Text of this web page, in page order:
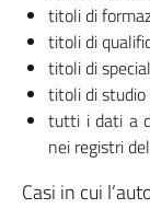
titoli di
titoli di
titoli di
titoli di studio
tutti i dati a
nei registri
Casi in cui